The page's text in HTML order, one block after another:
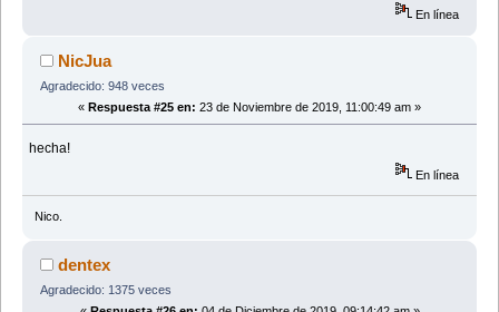
En línea
NicJua
Agradecido: 948 veces
« Respuesta #25 en: 23 de Noviembre de 2019, 11:00:49 am »
hecha!
En línea
Nico.
dentex
Agradecido: 1375 veces